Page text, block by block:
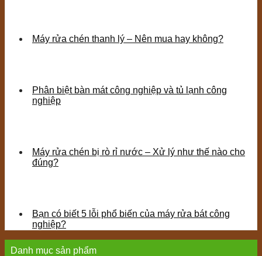
Máy rửa chén thanh lý – Nên mua hay không?
Phân biệt bàn mát công nghiệp và tủ lạnh công
nghiệp
Máy rửa chén bị rò rỉ nước – Xử lý như thế nào cho
đúng?
Bạn có biết 5 lỗi phổ biến của máy rửa bát công
nghiệp?
Danh mục sản phẩm